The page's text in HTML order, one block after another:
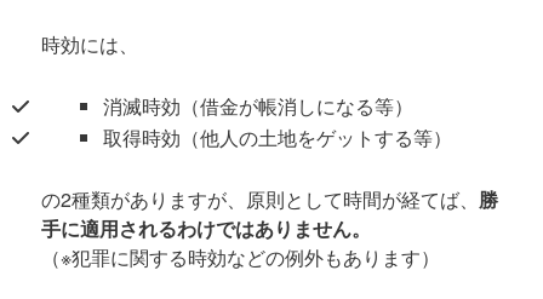
時効には、
消滅時効（借金が帳消しになる等）
取得時効（他人の土地をゲットする等）
の2種類がありますが、原則として時間が経てば、 勝
手に適用されるわけではありません。
（※犯罪に関する時効などの例外もあります）